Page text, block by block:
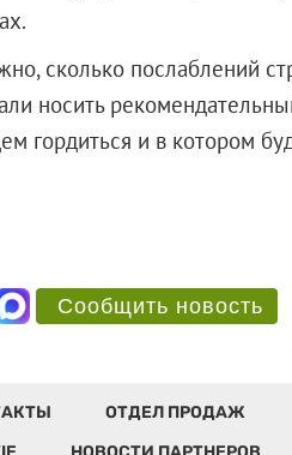
сколько послаблений
носить
гордиться и в котором
Сообщить новость
ОТДЕЛ ПРОДАЖ